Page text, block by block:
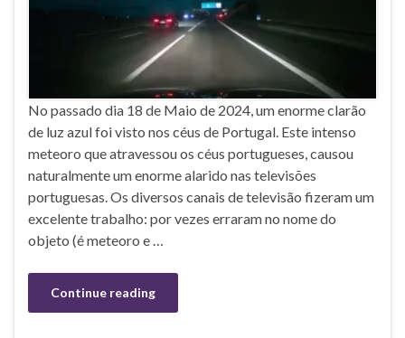
No passado dia 18 de Maio de 2024, um enorme clarão
de luz azul foi visto nos céus de Portugal. Este intenso
meteoro que atravessou os céus portugueses, causou
naturalmente um enorme alarido nas televisões
portuguesas. Os diversos canais de televisão fizeram um
excelente trabalho: por vezes erraram no nome do
objeto (é meteoro e …
Continue reading